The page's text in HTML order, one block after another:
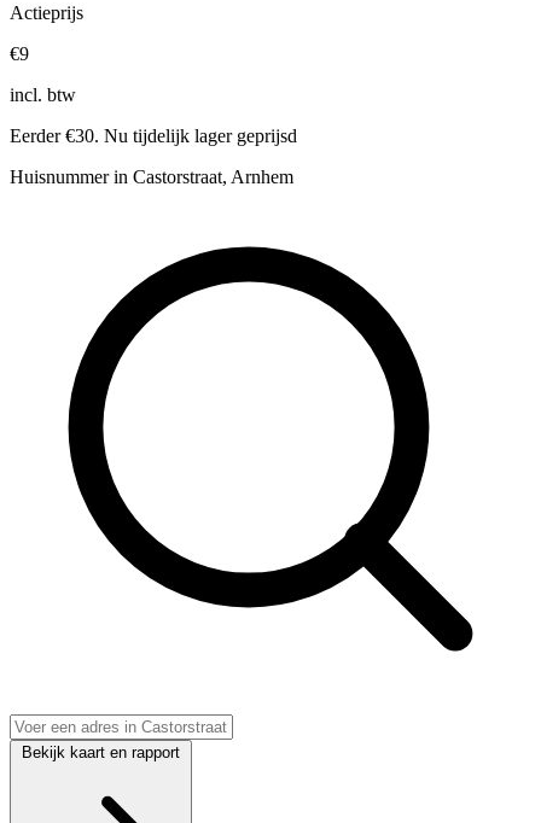
Actieprijs
€9
incl. btw
Eerder €30. Nu tijdelijk lager geprijsd
Huisnummer in Castorstraat, Arnhem
Bekijk kaart en rapport